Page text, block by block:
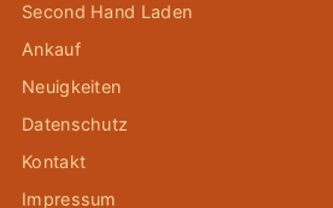
Second Hand Laden
Ankauf
Neuigkeiten
Datenschutz
Kontakt
Impressum